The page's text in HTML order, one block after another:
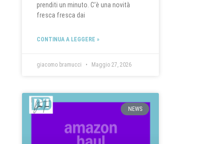
prenditi un minuto. C’è una novità
fresca fresca dai
CONTINUA A LEGGERE »
giacomo bramucci Maggio 27, 2026
NEWS